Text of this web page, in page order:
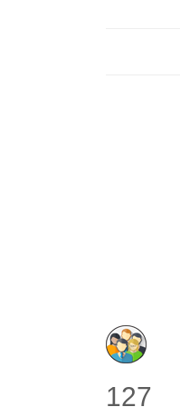
155